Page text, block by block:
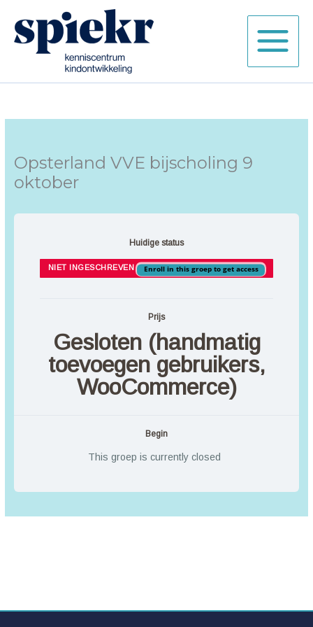
naar
Opsterland VVE bijscholing 9
oktober
Huidige status
NIET INGESCHREVEN Enroll in this groep to get access
Prijs
Gesloten (handmatig
toevoegen gebruikers,
WooCommerce)
Begin
This groep is currently closed